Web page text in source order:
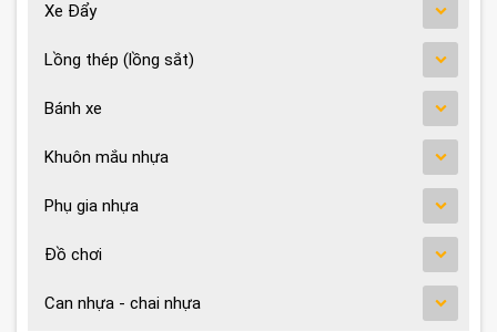
Xe Đẩy
Lồng thép (lồng sắt)
Bánh xe
Khuôn mắu nhựa
Phụ gia nhựa
Đồ chơi
Can nhựa - chai nhựa